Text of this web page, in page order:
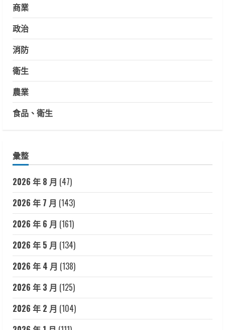
商業
政治
消防
衛生
農業
食品、衛生
彙整
2026 年 8 月 (47)
2026 年 7 月 (143)
2026 年 6 月 (161)
2026 年 5 月 (134)
2026 年 4 月 (138)
2026 年 3 月 (125)
2026 年 2 月 (104)